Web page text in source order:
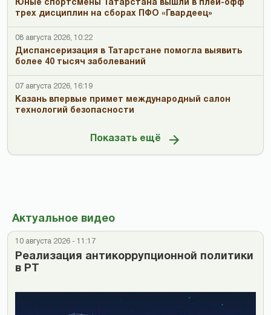
Юные спортсмены Татарстана вышли в плей-офф
трех дисциплин на сборах ПФО «Гвардеец»
08 августа 2026, 10:22
Диспансеризация в Татарстане помогла выявить
более 40 тысяч заболеваний
07 августа 2026, 16:19
Казань впервые примет международный салон
технологий безопасности
Показать ещё
Актуальное видео
10 августа 2026 - 11:17
Реализация антикоррупционной политики
в РТ